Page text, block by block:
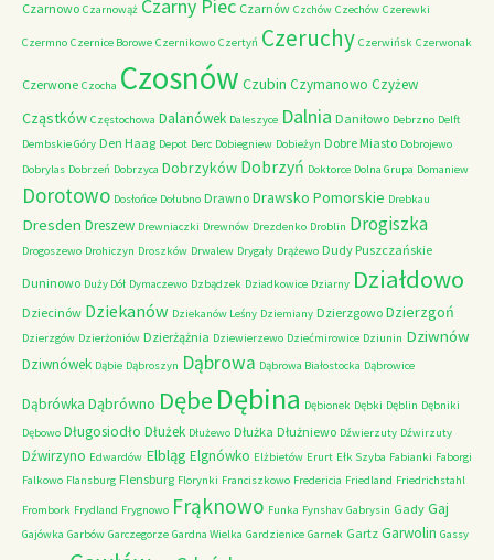
Czarnowo Czarnowąż Czarny Piec Czarnów Czchów Czechów Czerewki
Czermno Czernice Borowe Czernikowo Czertyń Czeruchy Czerwińsk Czerwonak
Czerwone Czocha Czosnów Czubin Czymanowo Czyżew
Cząstków Częstochowa Dalanówek Daleszyce Dalnia Daniłowo Debrzno Delft
Dembskie Góry Den Haag Depot Derc Dobiegniew Dobieżyn Dobre Miasto Dobrojewo
Dobrylas Dobrzeń Dobrzyca Dobrzyków Dobrzyń Doktorce Dolna Grupa Domaniew
Dorotowo Dosłońce Dołubno Drawno Drawsko Pomorskie Drebkau
Dresden Dreszew Drewniaczki Drewnów Drezdenko Droblin Drogiszka
Drogoszewo Drohiczyn Droszków Drwalew Drygały Drążewo Dudy Puszczańskie
Duninowo Duży Dół Dymaczewo Dzbądzek Dziadkowice Dziarny Działdowo
Dziecinów Dziekanów Dziekanów Leśny Dziemiany Dzierzgowo Dzierzgoń
Dzierzgów Dzierżoniów Dzierżążnia Dziewierzewo Dziećmirowice Dziunin Dziwnów
Dziwnówek Dąbie Dąbroszyn Dąbrowa Dąbrowa Białostocka Dąbrowice
Dąbrówka Dąbrówno Dębe Dębina Dębionek Dębki Dęblin Dębniki
Dębowo Długosiodło Dłużek Dłużewo Dłużka Dłużniewo Dźwierzuty Dźwirzuty
Dźwirzyno Edwardów Elbląg Elgnówko Elżbietów Erurt Ełk Szyba Fabianki Faborgi
Falkowo Flansburg Flensburg Florynki Franciszkowo Fredericia Friedland Friedrichstahl
Frombork Frydland Frygnowo Frąknowo Funka Fynshav Gabrysin Gady Gaj
Gajówka Garbów Garczegorze Gardna Wielka Gardzienice Garnek Gartz Garwolin Gassy